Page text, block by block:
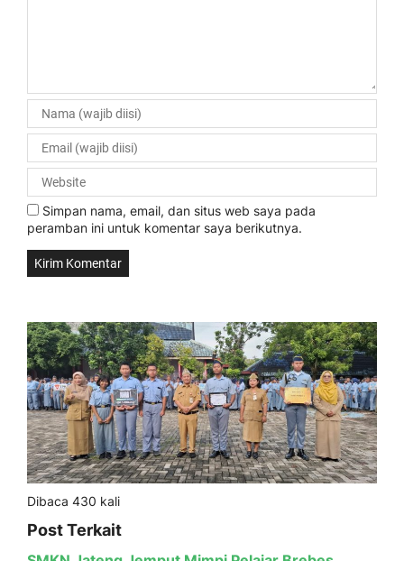
Simpan nama, email, dan situs web saya pada
peramban ini untuk komentar saya berikutnya.
Dibaca 430 kali
Post Terkait